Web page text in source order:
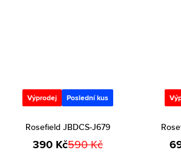
Výprodej Poslední kus
Rosefield JBDCS-J679
390 Kč590 Kč